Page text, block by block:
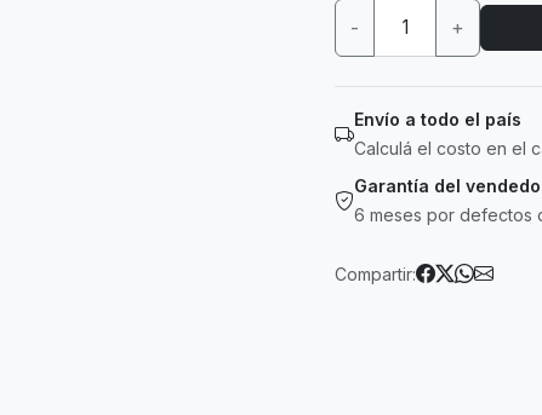
- +
Envío a todo el país
Calculá el costo en el
Garantía del
6 meses por defectos
Compartir: